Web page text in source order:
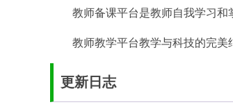
教师备课平台是教师自我学习和
教师教学平台教学与科技的完美
更新日志